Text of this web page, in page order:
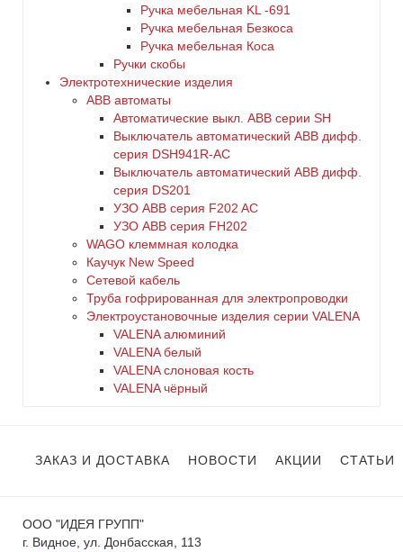
Ручка мебельная KL -691
Ручка мебельная Безкоса
Ручка мебельная Коса
Ручки скобы
Электротехнические изделия
ABB автоматы
Автоматические выкл. ABB серии SH
Выключатель автоматический ABB дифф.
серия DSH941R-AC
Выключатель автоматический АВВ дифф.
серия DS201
УЗО ABB серия F202 AC
УЗО АВВ серия FH202
WAGO клеммная колодка
Каучук New Speed
Сетевой кабель
Труба гофрированная для электропроводки
Электроустановочные изделия серии VALENA
VALENA алюминий
VALENA белый
VALENA слоновая кость
VALENA чёрный
ЗАКАЗ И ДОСТАВКА НОВОСТИ АКЦИИ СТАТЬИ
ООО "ИДЕЯ ГРУПП"
г. Видное, ул. Донбасская, 113